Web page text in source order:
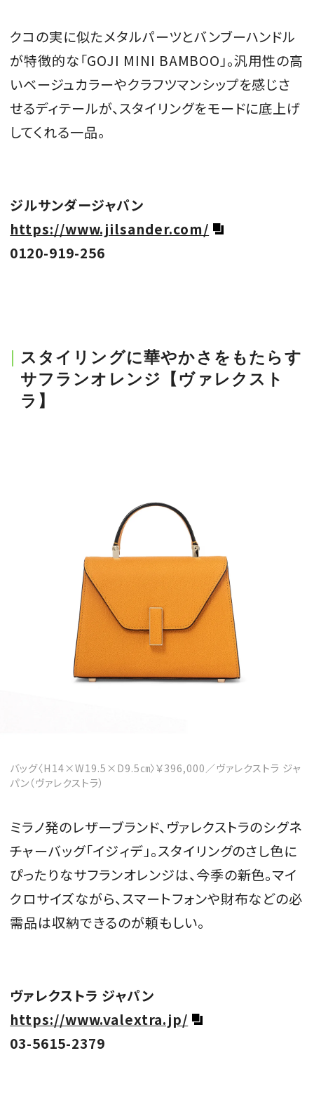
クコの実に似たメタルパーツとバンブーハンドル
が特徴的な「GOJI MINI BAMBOO」。汎用性の高
いベージュカラーやクラフツマンシップを感じさ
せるディテールが、スタイリングをモードに底上げ
してくれる一品。
ジルサンダージャパン
https://www.jilsander.com/
0120-919-256
スタイリングに華やかさをもたらす
サフランオレンジ【ヴァレクスト
ラ】
バッグ〈H14×W19.5×D9.5㎝〉￥396,000／ヴァレクストラ ジャ
パン（ヴァレクストラ）
ミラノ発のレザーブランド、ヴァレクストラのシグネ
チャーバッグ「イジィデ」。スタイリングのさし色に
ぴったりなサフランオレンジは、今季の新色。マイ
クロサイズながら、スマートフォンや財布などの必
需品は収納できるのが頼もしい。
ヴァレクストラ ジャパン
https://www.valextra.jp/
03-5615-2379